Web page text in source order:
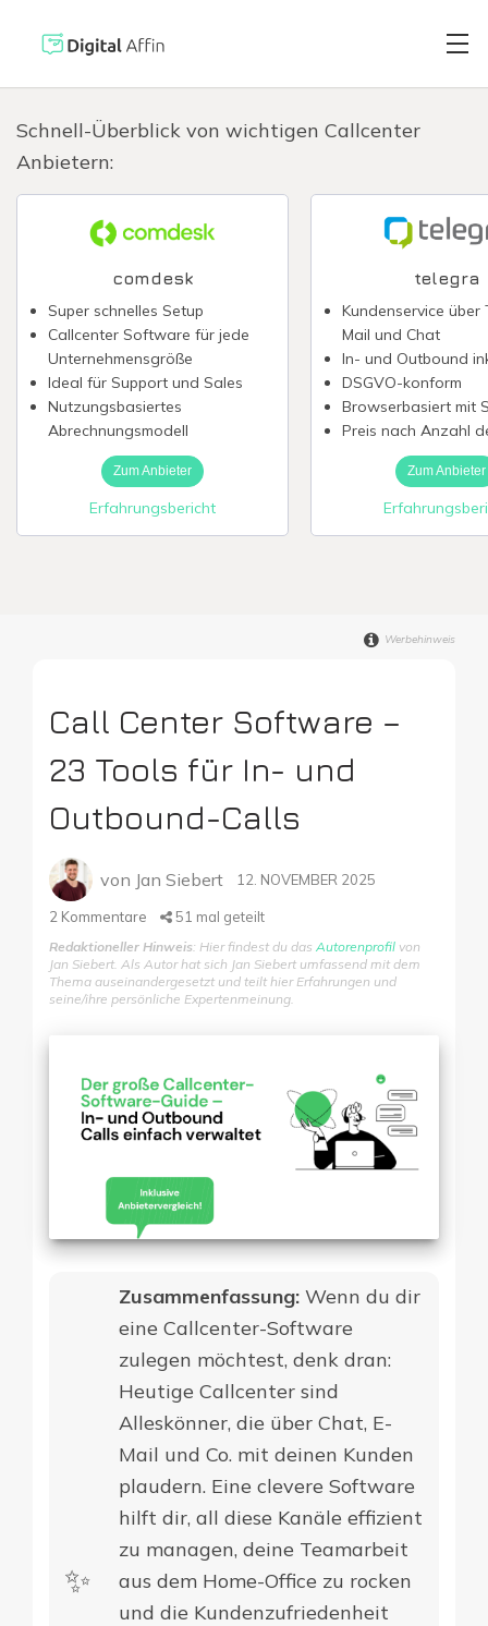
PRAXISORIENTIERTER
SOFTWARE-BLOG
Digitale
Virtuelle
Schnell-Überblick von wichtigen Callcenter
Anbietern:
comdesk
Super schnelles Setup
Callcenter Software für jede
Unternehmensgröße
Ideal für Support und Sales
Nutzungsbasiertes
Abrechnungsmodell
Zum Anbieter
Erfahrungsbericht
telegra
Kundenservice über
Mail und Chat
In- und Out­bound
DSGVO-konform
Browserbasiert mit
Preis nach Anzahl
Zum Anbieter
Werbehinweis
Call Center Software –
23 Tools für In- und
Outbound-Calls
von Jan Siebert 12. NOVEMBER 2025
2 Kommentare 51 mal geteilt
Redaktioneller Hinweis: Hier findest du das Autorenprofil von
Jan Siebert. Als Autor hat sich Jan Siebert umfassend mit dem
Thema auseinandergesetzt und teilt hier Erfahrungen und
seine/ihre persönliche Expertenmeinung.
✨​
Zusammenfassung: Wenn du dir
eine Callcenter-Software
zulegen möchtest, denk dran:
Heutige Callcenter sind
Alleskönner, die über Chat, E-
Mail und Co. mit deinen Kunden
plaudern. Eine clevere Software
hilft dir, all diese Kanäle effizient
zu managen, deine Teamarbeit
aus dem Home-Office zu rocken
und die Kundenzufriedenheit